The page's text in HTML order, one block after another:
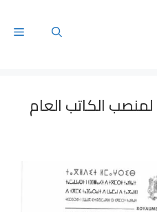
لمنصب الكاتب العام